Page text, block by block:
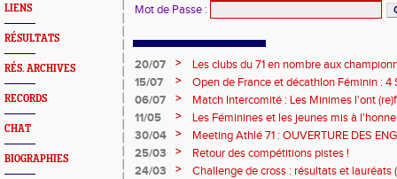
LIENS
RÉSULTATS
RÉS. ARCHIVES
RECORDS
CHAT
BIOGRAPHIES
Mot de Passe :
20/07 >
Les clubs du 71 en nombre aux
15/07
>
Open de France et décathlon Féminin : 4
06/07
>
Match Intercomité : Les Minimes l'ont
11/05
>
Les Féminines et les jeunes mis à
30/04
>
Meeting Athlé 71 : OUVERTURE DES
25/03
>
Retour des compétitions pistes !
24/03
>
Challenge de cross : résultats et lauréats